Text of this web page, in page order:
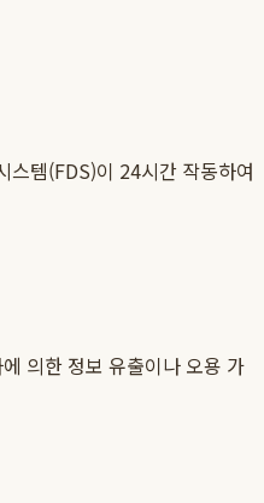
스템(FDS)이 24시간 작동하여
의한 정보 유출이나 오용 가